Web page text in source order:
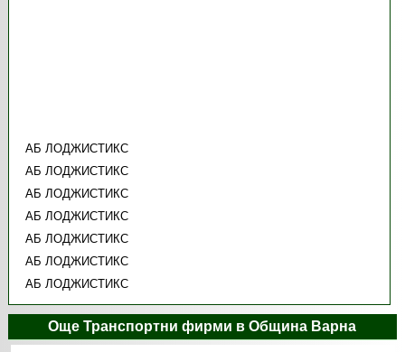
АБ ЛОДЖИСТИКС
АБ ЛОДЖИСТИКС
АБ ЛОДЖИСТИКС
АБ ЛОДЖИСТИКС
АБ ЛОДЖИСТИКС
АБ ЛОДЖИСТИКС
АБ ЛОДЖИСТИКС
Още Транспортни фирми в Община Варна